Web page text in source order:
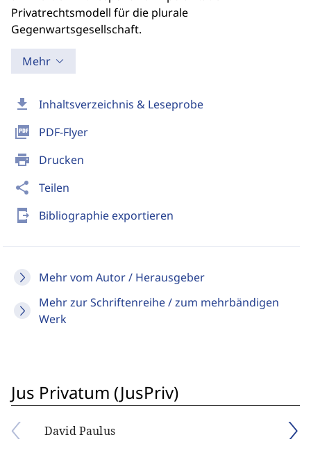
download Inhaltsverzeichnis & Leseprobe
picture_as_pdf PDF-Flyer
print Drucken
share Teilen
send_to_mobile Bibliographie exportieren
Mehr vom Autor / Herausgeber
Mehr zur Schriftenreihe / zum mehrbändigen
Werk
Privatrechtsmodell für die plurale
Gegenwartsgesellschaft.
Mehr
Jus Privatum (JusPriv)
David Paulus